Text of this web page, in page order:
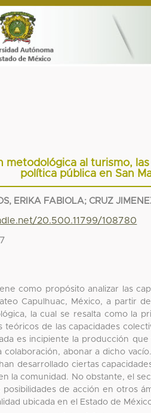
metodológica al turismo,
política pública en San
ERIKA FABIOLA; CRUZ
20.500.11799/108780
como propósito analizar las
Capulhuac, México, a partir
la cual se resalta como la
teóricos de las capacidades
es incipiente la producción
abonar a dicho
desarrollado ciertas
la comunidad. No obstante, el
posibilidades de acción en otros
ubicada en el Estado de